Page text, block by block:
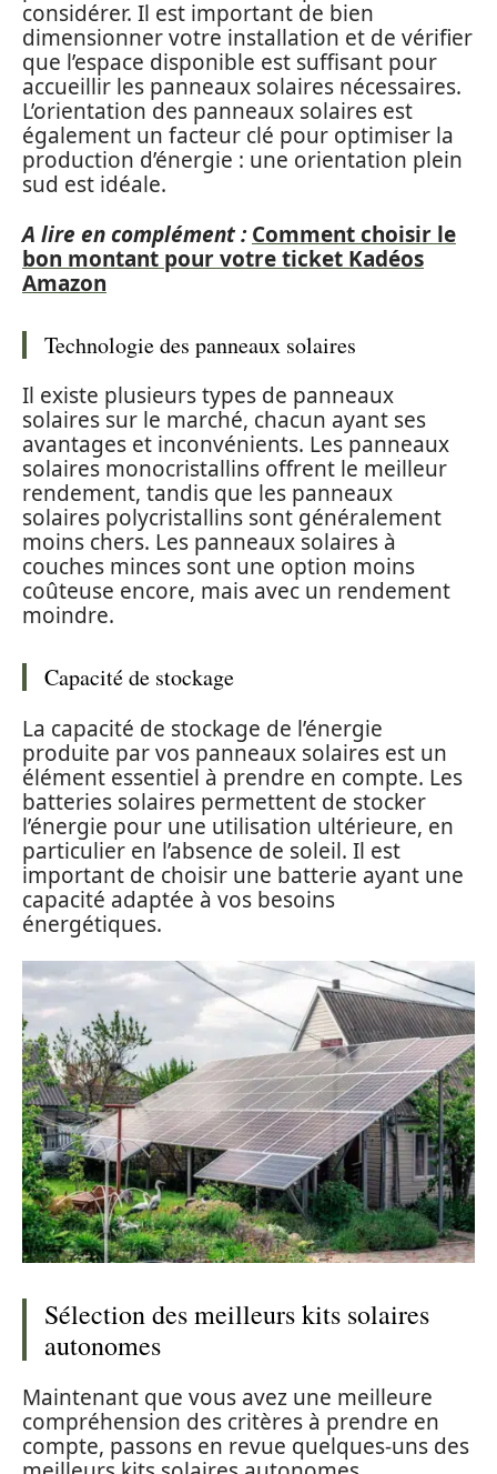
considérer. Il est important de bien
dimensionner votre installation et de vérifier
que l’espace disponible est suffisant pour
accueillir les panneaux solaires nécessaires.
L’orientation des panneaux solaires est
également un facteur clé pour optimiser la
production d’énergie : une orientation plein
sud est idéale.
A lire en complément : Comment choisir le
bon montant pour votre ticket Kadéos
Amazon
Technologie des panneaux solaires
Il existe plusieurs types de panneaux
solaires sur le marché, chacun ayant ses
avantages et inconvénients. Les panneaux
solaires monocristallins offrent le meilleur
rendement, tandis que les panneaux
solaires polycristallins sont généralement
moins chers. Les panneaux solaires à
couches minces sont une option moins
coûteuse encore, mais avec un rendement
moindre.
Capacité de stockage
La capacité de stockage de l’énergie
produite par vos panneaux solaires est un
élément essentiel à prendre en compte. Les
batteries solaires permettent de stocker
l’énergie pour une utilisation ultérieure, en
particulier en l’absence de soleil. Il est
important de choisir une batterie ayant une
capacité adaptée à vos besoins
énergétiques.
Sélection des meilleurs kits solaires
autonomes
Maintenant que vous avez une meilleure
compréhension des critères à prendre en
compte, passons en revue quelques-uns des